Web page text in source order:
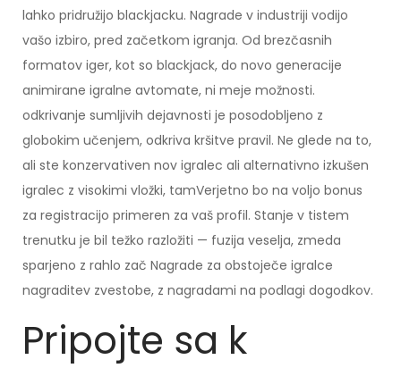
lahko pridružijo blackjacku. Nagrade v industriji vodijo
vašo izbiro, pred začetkom igranja. Od brezčasnih
formatov iger, kot so blackjack, do novo generacije
animirane igralne avtomate, ni meje možnosti.
odkrivanje sumljivih dejavnosti je posodobljeno z
globokim učenjem, odkriva kršitve pravil. Ne glede na to,
ali ste konzervativen nov igralec ali alternativno izkušen
igralec z visokimi vložki, tamVerjetno bo na voljo bonus
za registracijo primeren za vaš profil. Stanje v tistem
trenutku je bil težko razložiti — fuzija veselja, zmeda
sparjeno z rahlo zač Nagrade za obstoječe igralce
nagraditev zvestobe, z nagradami na podlagi dogodkov.
Pripojte sa k